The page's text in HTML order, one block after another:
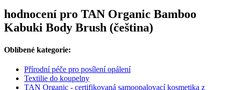
hodnocení pro TAN Organic Bamboo
Kabuki Body Brush (čeština)
Oblíbené kategorie:
Přírodní péče pro posílení opálení
Textilie do koupelny
TAN Organic - certifikovaná samoopalovací kosmetika z